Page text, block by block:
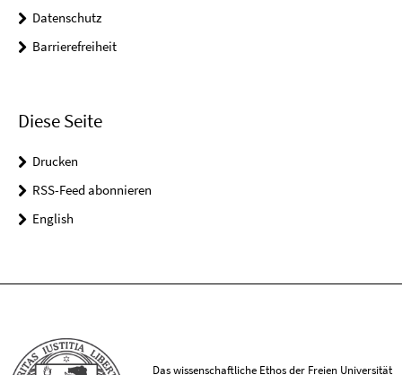
Datenschutz
Barrierefreiheit
Diese Seite
Drucken
RSS-Feed abonnieren
English
Das wissenschaftliche Ethos der Freien Universität